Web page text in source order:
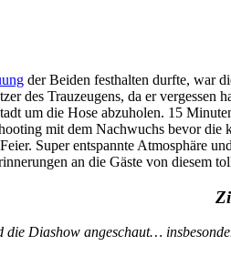
der Beiden festhalten durfte, war
des Trauzeugens, da er
um die Hose abzuholen. 15
mit dem Nachwuchs bevor
Super entspannte Atmosphäre
an die Gäste von diesem
die Diashow angeschaut…